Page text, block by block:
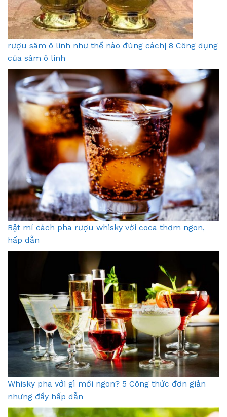
rượu sâm ô linh như thế nào đúng cách| 8 Công dụng
của sâm ô linh
Bật mí cách pha rượu whisky với coca thơm ngon,
hấp dẫn
Whisky pha với gì mới ngon? 5 Công thức đơn giản
nhưng đầy hấp dẫn